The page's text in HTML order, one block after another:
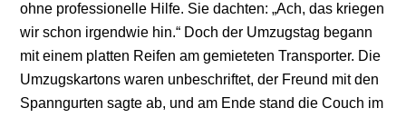
ohne professionelle Hilfe. Sie dachten: „Ach, das kriegen
wir schon irgendwie hin.“ Doch der Umzugstag begann
mit einem platten Reifen am gemieteten Transporter. Die
Umzugskartons waren unbeschriftet, der Freund mit den
Spanngurten sagte ab, und am Ende stand die Couch im